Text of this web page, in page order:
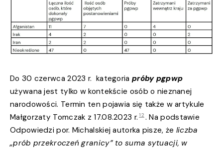
Do 30 czerwca 2023 r. kategoria próby pgpwp
używana jest tylko w kontekście osób o nieznanej
narodowości. Termin ten pojawia się także w artykule
Małgorzaty Tomczak z 17.08.2023 r. 12 . Na podstawie
Odpowiedzi por. Michalskiej autorka pisze, że liczba
„prób przekroczeń granicy” to suma sytuacji, w